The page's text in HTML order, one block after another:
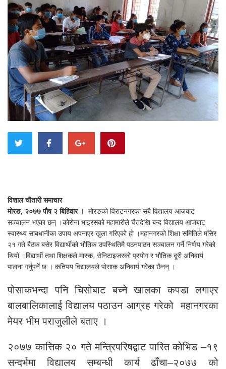
विशाल चौतारी समाचार
मोरङ, २०७७ पौष २ बिहिवार ।
मोरङको विराटनगरका सबै विद्यालय आजबाट
सञ्चालन भएका छन् ।कोरोना भाइरसको महामारीले चैतदेखि बन्द विद्यालय आजबाट
स्वास्थ्य साबधानीका उपाय अपनाएर खुला गरिएको हो ।महानगरको शिक्षा समितिले मंसिर
२१ गते बैठक बसेर विद्यार्थीको भौतिक उपस्थितिमै पठनपाठन सञ्चालन गर्ने निर्णय गरेको
थियो ।विद्यार्थी तथा शिक्षकले मास्क, सेनिटाइजरको प्रयोग र भौतिक दूरी अनिवार्य
पालना गर्नुपर्ने छ । कतिपय विद्यालयले पोसाक अनिवार्य गरेका छैनन् ।
पोसाकभन्दा पनि चिसोबाट बच्ने खालका कपडा लगाएर
बालबालिकालाई विद्यालय पठाउन आग्रह गरेको महानगरका
मेयर भीम पराजुलीले बताए ।
२०७७ कात्तिक २० गते मन्त्रिपरिषद्बाट पारित कोभिड –१९
सन्दर्भमा विद्यालय सम्बन्धी कार्य ढाँचा–२०७७ को